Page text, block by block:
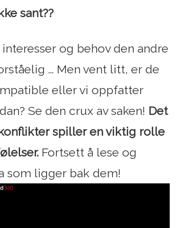
sant??
og behov den andre
... Men vent litt, er de
eller vi oppfatter
Se den crux av saken! Det
spiller en viktig rolle
Fortsett å lese og
som ligger bak dem!